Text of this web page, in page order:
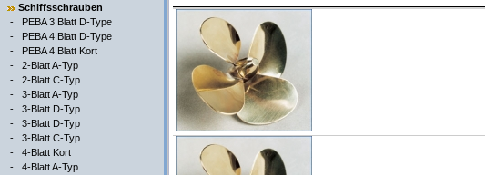
Schiffsschrauben
- PEBA 3 Blatt D-Type
- PEBA 4 Blatt D-Type
- PEBA 4 Blatt Kort
- 2-Blatt A-Typ
- 2-Blatt C-Typ
- 3-Blatt A-Typ
- 3-Blatt D-Typ
- 3-Blatt D-Typ
- 3-Blatt C-Typ
- 4-Blatt Kort
- 4-Blatt A-Typ